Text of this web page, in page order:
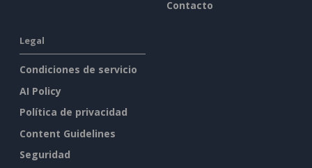
Contacto
Legal
Condiciones de servicio
AI Policy
Política de privacidad
Content Guidelines
Seguridad